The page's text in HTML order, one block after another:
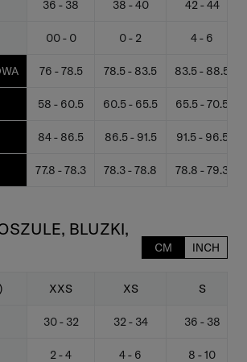
36 - 38 38 - 40 42 - 44
00 - 0 0 - 2 4 - 6
76 - 78.5 78.5 - 83.5 83.5 - 88.5
58 - 60.5 60.5 - 65.5 65.5 - 70.5
84 - 86.5 86.5 - 91.5 91.5 - 96.5
77.8 - 78.3 78.3 - 78.8 78.8 - 79.3
BLUZKI,
CM INCH
XXS XS S
30 - 32 32 - 34 36 - 38
2 - 4 4 - 6 8 - 10